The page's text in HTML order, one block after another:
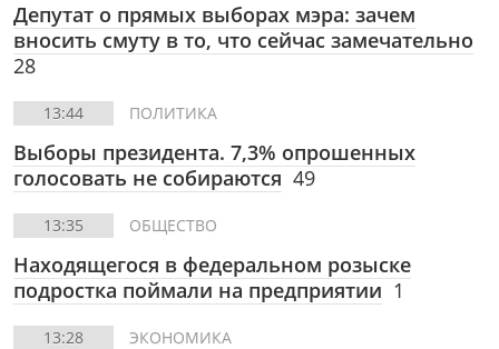
Депутат о прямых выборах мэра: зачем
вносить смуту в то, что сейчас замечательно
28
13:44 ПОЛИТИКА
Выборы президента. 7,3% опрошенных
голосовать не собираются 49
13:35 ОБЩЕСТВО
Находящегося в федеральном розыске
подростка поймали на предприятии 1
13:28 ЭКОНОМИКА